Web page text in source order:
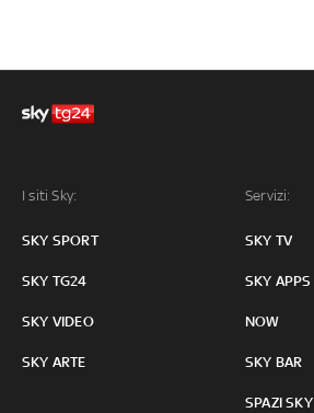
I siti Sky:
SKY SPORT
SKY TG24
SKY VIDEO
SKY ARTE
Servizi:
SKY TV
SKY APPS
NOW
SKY BAR
SPAZI SKY